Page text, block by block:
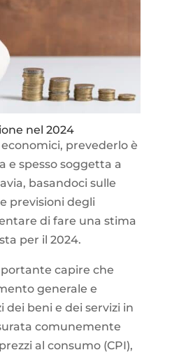
nel 2024
prevederlo è
e spesso soggetta a
basandoci sulle
previsioni degli
di fare una stima
per il 2024.
capire che
generale e
dei beni e dei servizi in
comunemente
al consumo (CPI),